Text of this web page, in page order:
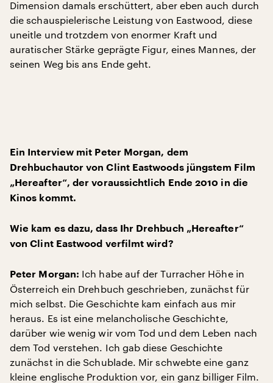
Dimension damals erschüttert, aber eben auch durch
die schauspielerische Leistung von Eastwood, diese
uneitle und trotzdem von enormer Kraft und
auratischer Stärke geprägte Figur, eines Mannes, der
seinen Weg bis ans Ende geht.
Ein Interview mit Peter Morgan, dem
Drehbuchautor von Clint Eastwoods jüngstem Film
„Hereafter“, der voraussichtlich Ende 2010 in die
Kinos kommt.
Wie kam es dazu, dass Ihr Drehbuch „Hereafter“
von Clint Eastwood verfilmt wird?
Peter Morgan: Ich habe auf der Turracher Höhe in
Österreich ein Drehbuch geschrieben, zunächst für
mich selbst. Die Geschichte kam einfach aus mir
heraus. Es ist eine melancholische Geschichte,
darüber wie wenig wir vom Tod und dem Leben nach
dem Tod verstehen. Ich gab diese Geschichte
zunächst in die Schublade. Mir schwebte eine ganz
kleine englische Produktion vor, ein ganz billiger Film.